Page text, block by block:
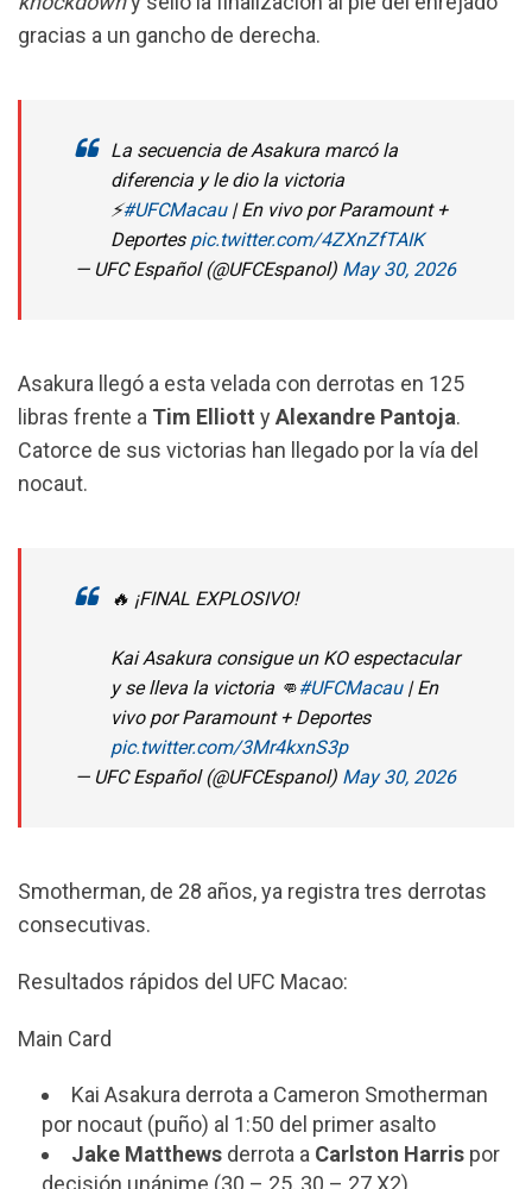
gracias a un gancho de derecha.
La secuencia de Asakura marcó la
diferencia y le dio la victoria
⚡#UFCMacau| En vivo por Paramount +
Deportes pic.twitter.com/4ZXnZfTAIK
— UFC Español (@UFCEspanol) May 30, 2026
Asakura llegó a esta velada con derrotas en 125
libras frente a Tim Elliott yAlexandre Pantoja.
Catorce de sus victorias han llegado por la vía del
nocaut.
🔥 ¡FINAL EXPLOSIVO!
Kai Asakura consigue un KO espectacular
y se lleva la victoria 👊#UFCMacau| En
vivo por Paramount + Deportes
pic.twitter.com/3Mr4kxnS3p
— UFC Español (@UFCEspanol) May 30, 2026
Smotherman, de 28 años, ya registra tres derrotas
consecutivas.
Resultados rápidos del UFC Macao:
Main Card
Kai Asakura derrota a Cameron Smotherman
por nocaut (puño) al 1:50 del primer asalto
Jake Matthews derrota a Carlston Harris por
decisión unánime (30 – 25, 30 – 27 X2)